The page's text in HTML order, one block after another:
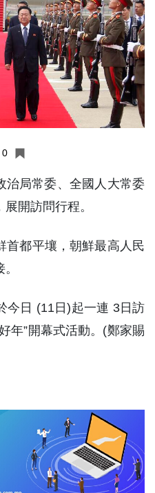
0
治局常委、全國人大常委
開訪問行程。
首都平壤，朝鮮最高人民
今日 (11日)起一連 3日訪
年”開幕式活動。(鄭家賜